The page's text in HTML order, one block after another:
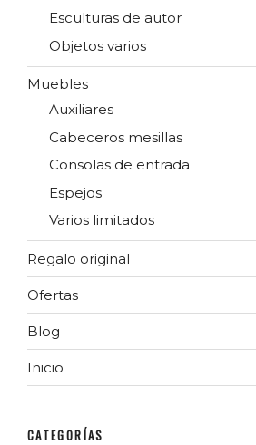
Esculturas de autor
Objetos varios
Muebles
Auxiliares
Cabeceros mesillas
Consolas de entrada
Espejos
Varios limitados
Regalo original
Ofertas
Blog
Inicio
CATEGORÍAS